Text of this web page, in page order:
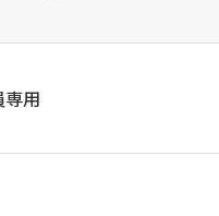
用